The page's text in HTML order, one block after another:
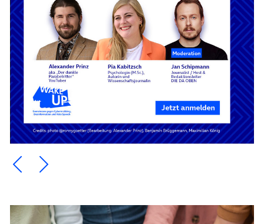
Ein Element zurück blättern
Ein Element weiter blättern